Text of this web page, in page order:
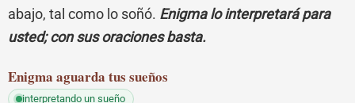
abajo, tal como lo soñó. Enigma lo interpretará para
usted; con sus oraciones basta.
Enigma aguarda tus sueños
interpretando un sueño